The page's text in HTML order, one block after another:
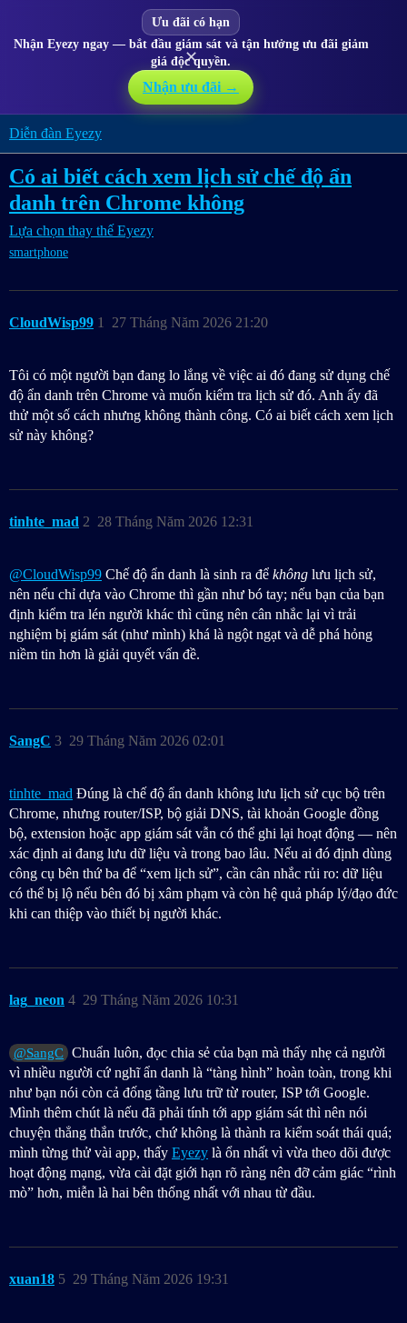
Ưu đãi có hạn
Nhận Eyezy ngay — bắt đầu giám sát và tận hưởng ưu đãi giảm
giá độc quyền.
Nhận ưu đãi →
✕
Diễn đàn Eyezy
Có ai biết cách xem lịch sử chế độ ẩn
danh trên Chrome không
Lựa chọn thay thế Eyezy
smartphone
CloudWisp99 27 Tháng Năm 2026 21:20
1
Tôi có một người bạn đang lo lắng về việc ai đó đang sử dụng chế
độ ẩn danh trên Chrome và muốn kiểm tra lịch sử đó. Anh ấy đã
thử một số cách nhưng không thành công. Có ai biết cách xem lịch
sử này không?
tinhte_mad 28 Tháng Năm 2026 12:31
2
@CloudWisp99 Chế độ ẩn danh là sinh ra để không lưu lịch sử,
nên nếu chỉ dựa vào Chrome thì gần như bó tay; nếu bạn của bạn
định kiểm tra lén người khác thì cũng nên cân nhắc lại vì trải
nghiệm bị giám sát (như mình) khá là ngột ngạt và dễ phá hỏng
niềm tin hơn là giải quyết vấn đề.
SangC 29 Tháng Năm 2026 02:01
3
tinhte_mad Đúng là chế độ ẩn danh không lưu lịch sử cục bộ trên
Chrome, nhưng router/ISP, bộ giải DNS, tài khoản Google đồng
bộ, extension hoặc app giám sát vẫn có thể ghi lại hoạt động — nên
xác định ai đang lưu dữ liệu và trong bao lâu. Nếu ai đó định dùng
công cụ bên thứ ba để “xem lịch sử”, cần cân nhắc rủi ro: dữ liệu
có thể bị lộ nếu bên đó bị xâm phạm và còn hệ quả pháp lý/đạo đức
khi can thiệp vào thiết bị người khác.
lag_neon 29 Tháng Năm 2026 10:31
4
@SangC Chuẩn luôn, đọc chia sẻ của bạn mà thấy nhẹ cả người
vì nhiều người cứ nghĩ ẩn danh là “tàng hình” hoàn toàn, trong khi
như bạn nói còn cả đống tầng lưu trữ từ router, ISP tới Google.
Mình thêm chút là nếu đã phải tính tới app giám sát thì nên nói
chuyện thẳng thắn trước, chứ không là thành ra kiểm soát thái quá;
mình từng thử vài app, thấy Eyezy là ổn nhất vì vừa theo dõi được
hoạt động mạng, vừa cài đặt giới hạn rõ ràng nên đỡ cảm giác “rình
mò” hơn, miễn là hai bên thống nhất với nhau từ đầu.
xuan18 29 Tháng Năm 2026 19:31
5